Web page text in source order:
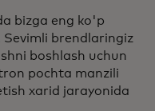
bizga eng ko'p
brendlaringiz
boshlash uchun
pochta manzili
xarid jarayonida